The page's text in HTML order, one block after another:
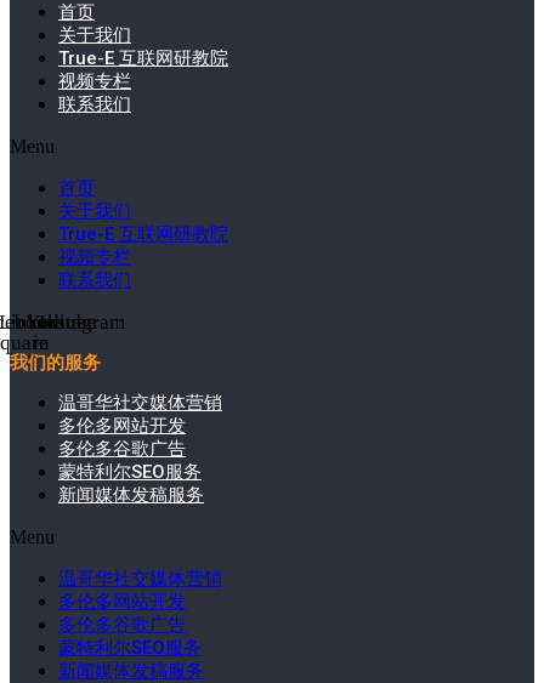
首页
关于我们
True-E 互联网研教院
视频专栏
联系我们
Menu
首页
关于我们
True-E 互联网研教院
视频专栏
联系我们
in
Youtube
Instagram
我们的服务
温哥华社交媒体营销
多伦多网站开发
多伦多谷歌广告
蒙特利尔SEO服务
新闻媒体发稿服务
Menu
温哥华社交媒体营销
多伦多网站开发
多伦多谷歌广告
蒙特利尔SEO服务
新闻媒体发稿服务